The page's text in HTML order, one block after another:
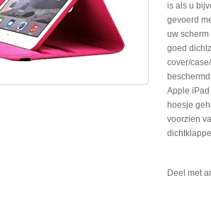
is als u
gevoerd
uw
goed
cover/
Apple
hoesje
voorzien
Deel met